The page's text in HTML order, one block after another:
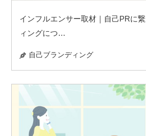
インフルエンサー取材｜自己PRに
ィングにつ…
自己ブランディング